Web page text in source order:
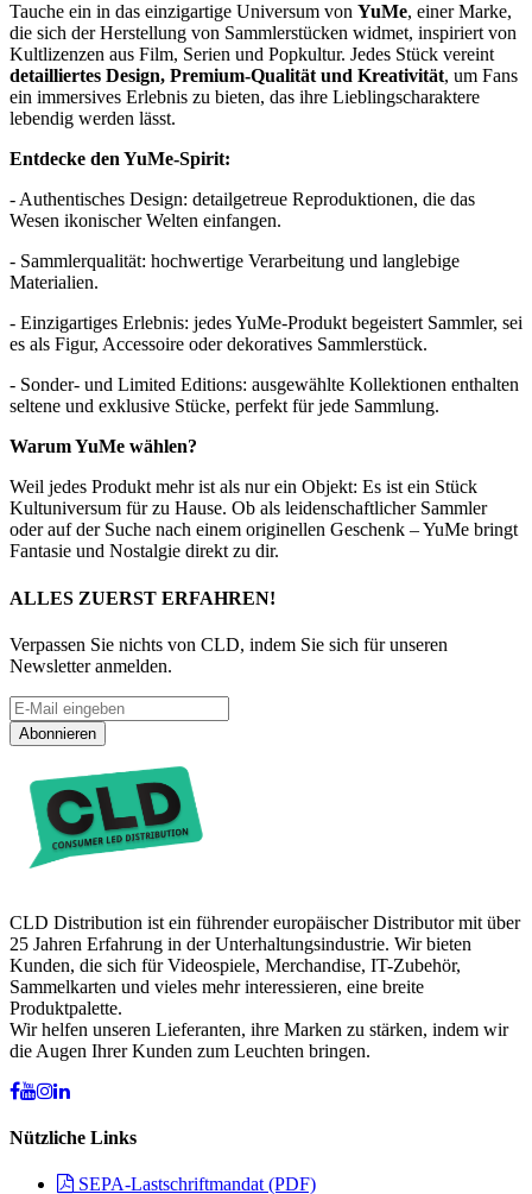
Tauche ein in das einzigartige Universum von YuMe, einer Marke,
die sich der Herstellung von Sammlerstücken widmet, inspiriert von
Kultlizenzen aus Film, Serien und Popkultur. Jedes Stück vereint
detailliertes Design, Premium-Qualität und Kreativität, um Fans
ein immersives Erlebnis zu bieten, das ihre Lieblingscharaktere
lebendig werden lässt.
Entdecke den YuMe-Spirit:
- Authentisches Design: detailgetreue Reproduktionen, die das
Wesen ikonischer Welten einfangen.
- Sammlerqualität: hochwertige Verarbeitung und langlebige
Materialien.
- Einzigartiges Erlebnis: jedes YuMe-Produkt begeistert Sammler, sei
es als Figur, Accessoire oder dekoratives Sammlerstück.
- Sonder- und Limited Editions: ausgewählte Kollektionen enthalten
seltene und exklusive Stücke, perfekt für jede Sammlung.
Warum YuMe wählen?
Weil jedes Produkt mehr ist als nur ein Objekt: Es ist ein Stück
Kultuniversum für zu Hause. Ob als leidenschaftlicher Sammler
oder auf der Suche nach einem originellen Geschenk – YuMe bringt
Fantasie und Nostalgie direkt zu dir.
ALLES ZUERST ERFAHREN!
Verpassen Sie nichts von CLD, indem Sie sich für unseren
Newsletter anmelden.
Abonnieren
CLD Distribution ist ein führender europäischer Distributor mit über
25 Jahren Erfahrung in der Unterhaltungsindustrie. Wir bieten
Kunden, die sich für Videospiele, Merchandise, IT-Zubehör,
Sammelkarten und vieles mehr interessieren, eine breite
Produktpalette.
Wir helfen unseren Lieferanten, ihre Marken zu stärken, indem wir
die Augen Ihrer Kunden zum Leuchten bringen.
Nützliche Links
SEPA-Lastschriftmandat (PDF)